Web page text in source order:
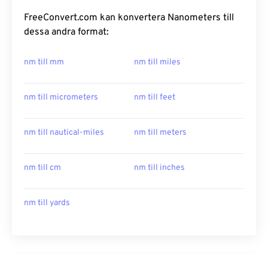
FreeConvert.com kan konvertera Nanometers till
dessa andra format:
nm till mm nm till miles
nm till micrometers nm till feet
nm till nautical-miles nm till meters
nm till cm nm till inches
nm till yards